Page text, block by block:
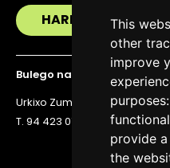
This
other
improve
purposes:
provide
the
HARREMANETAN
Bulego nagusia
Urkixo Zumarkalea 36, 6.
T. 94 423 07 43